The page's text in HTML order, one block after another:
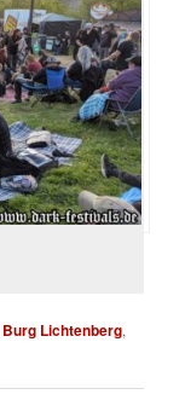
Burg Lichtenberg,